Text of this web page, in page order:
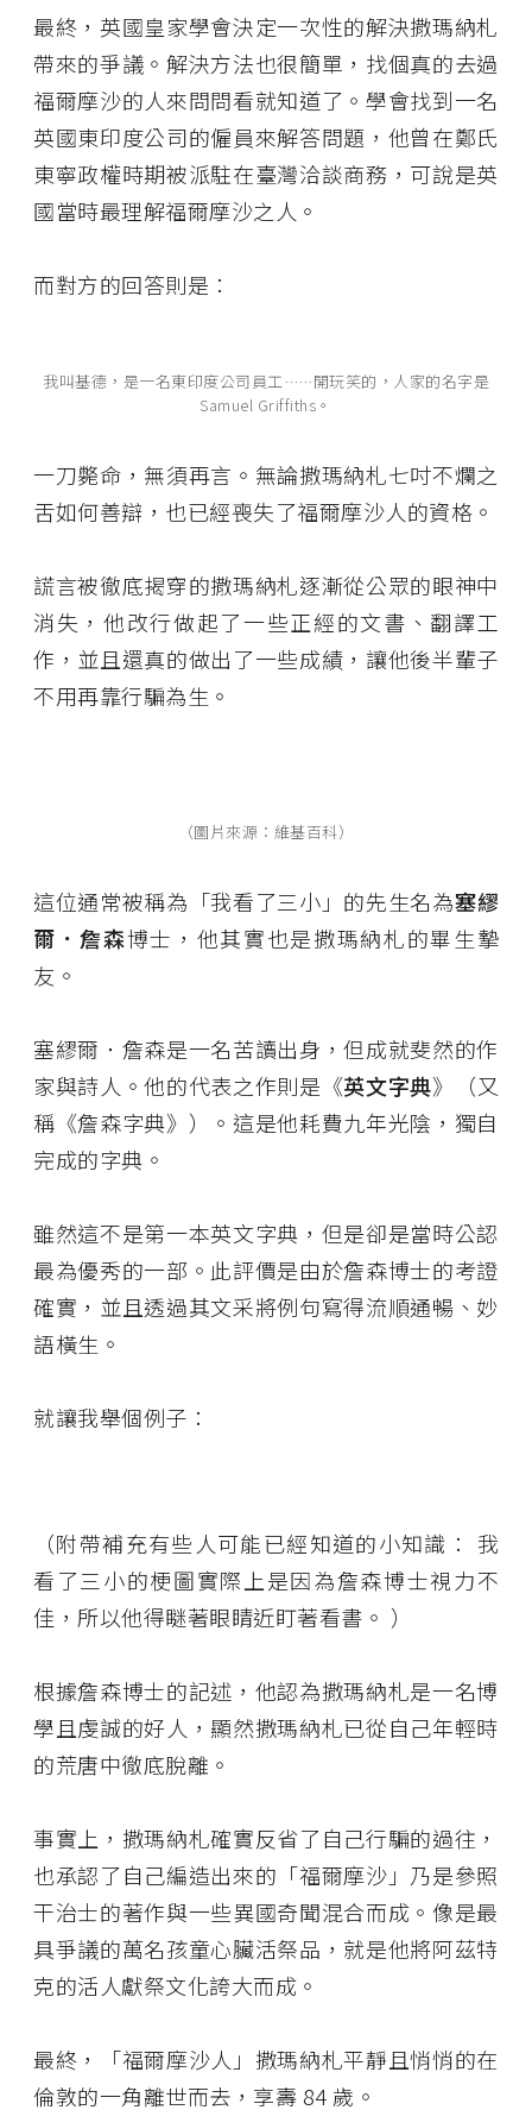
最終，英國皇家學會決定一次性的解決撒瑪納札
帶來的爭議。解決方法也很簡單，找個真的去過
福爾摩沙的人來問問看就知道了。學會找到一名
英國東印度公司的僱員來解答問題，他曾在鄭氏
東寧政權時期被派駐在臺灣洽談商務，可說是英
國當時最理解福爾摩沙之人。
而對方的回答則是：
我叫基德，是一名東印度公司員工……開玩笑的，人家的名字是
Samuel Griffiths。
一刀斃命，無須再言。無論撒瑪納札七吋不爛之
舌如何善辯，也已經喪失了福爾摩沙人的資格。
謊言被徹底揭穿的撒瑪納札逐漸從公眾的眼神中
消失，他改行做起了一些正經的文書、翻譯工
作，並且還真的做出了一些成績，讓他後半輩子
不用再靠行騙為生。
（圖片來源：維基百科）
這位通常被稱為「我看了三小」的先生名為塞繆
爾．詹森博士，他其實也是撒瑪納札的畢生摯
友。
塞繆爾．詹森是一名苦讀出身，但成就斐然的作
家與詩人。他的代表之作則是《英文字典》（又
稱《詹森字典》）。這是他耗費九年光陰，獨自
完成的字典。
雖然這不是第一本英文字典，但是卻是當時公認
最為優秀的一部。此評價是由於詹森博士的考證
確實，並且透過其文采將例句寫得流順通暢、妙
語橫生。
就讓我舉個例子：
（附帶補充有些人可能已經知道的小知識： 我
看了三小的梗圖實際上是因為詹森博士視力不
佳，所以他得瞇著眼睛近盯著看書。 ）
根據詹森博士的記述，他認為撒瑪納札是一名博
學且虔誠的好人，顯然撒瑪納札已從自己年輕時
的荒唐中徹底脫離。
事實上，撒瑪納札確實反省了自己行騙的過往，
也承認了自己編造出來的「福爾摩沙」乃是參照
干治士的著作與一些異國奇聞混合而成。像是最
具爭議的萬名孩童心臟活祭品，就是他將阿茲特
克的活人獻祭文化誇大而成。
最終，「福爾摩沙人」撒瑪納札平靜且悄悄的在
倫敦的一角離世而去，享壽 84 歲。